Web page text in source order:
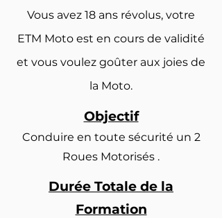
Vous avez 18 ans révolus, votre
ETM Moto est en cours de validité
et vous voulez goûter aux joies de
la Moto.
Objectif
Conduire en toute sécurité un 2
Roues Motorisés .
Durée Totale de la
Formation